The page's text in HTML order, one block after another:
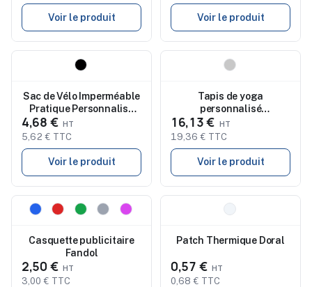
Voir le produit Voir le produit
Sac de Vélo Imperméable
Pratique Personnalisé
Hydoria
4,68 €
5,62 € TTC
Voir le produit
Tapis de yoga
personnalisé
antidérapant Padma
16,13 €
19,36 € TTC
Voir le produit
Nouveau
Casquette publicitaire
Fandol
2,50 €
3,00 € TTC
Patch Thermique Doral
0,57 €
0,68 € TTC